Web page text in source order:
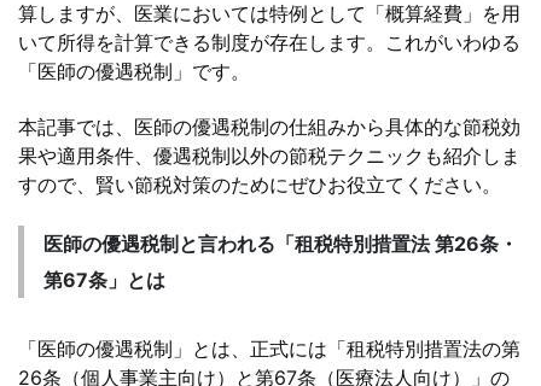
算しますが、医業においては特例として「概算経費」を用
いて所得を計算できる制度が存在します。これがいわゆる
「医師の優遇税制」です。
本記事では、医師の優遇税制の仕組みから具体的な節税効
果や適用条件、優遇税制以外の節税テクニックも紹介しま
すので、賢い節税対策のためにぜひお役立てください。
医師の優遇税制と言われる「租税特別措置法 第26条・
第67条」とは
「医師の優遇税制」とは、正式には「租税特別措置法の第
26条（個人事業主向け）と第67条（医療法人向け）」の